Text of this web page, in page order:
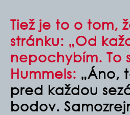
Tiež je to o tom,
stránku: „Od
nepochybím. To
Hummels: „Áno,
pred každou
bodov.